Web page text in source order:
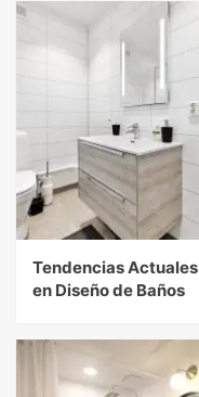
Tendencias Actuales
en Diseño de Baños